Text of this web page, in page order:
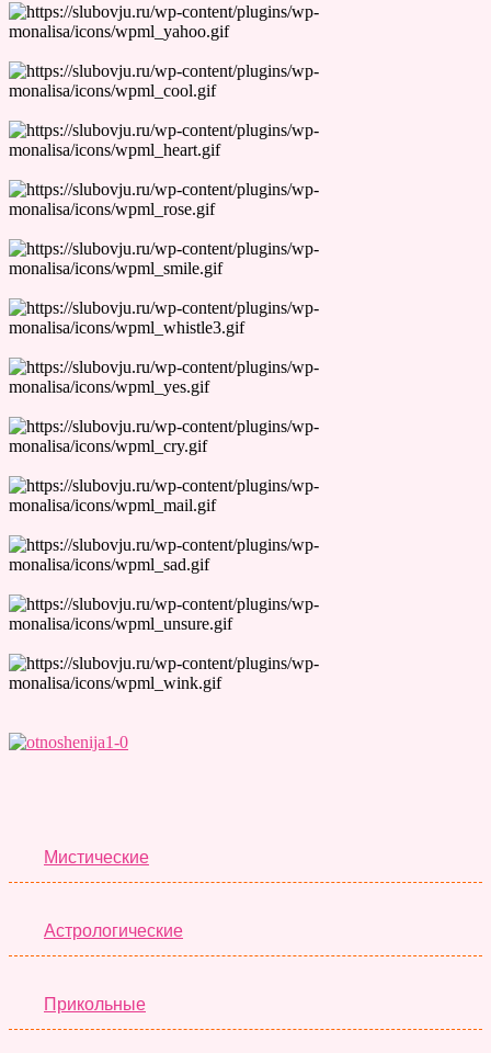
Мистические
Астрологические
Прикольные